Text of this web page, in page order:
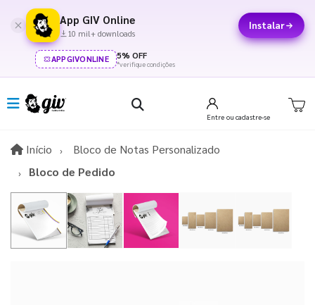
App GIV Online
10 mil+ downloads
Instalar
APPGIVONLINE 5% OFF
*verifique condições
Entre ou cadastre-se
Início InícioBloco de Notas Personalizado
Bloco de Pedido